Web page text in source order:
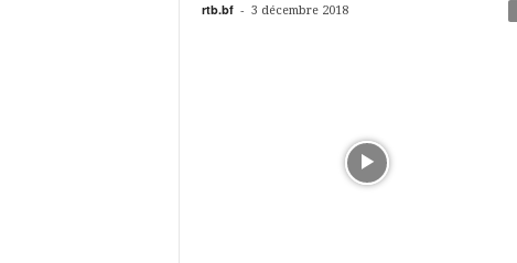
rtb.bf - 3 décembre 2018